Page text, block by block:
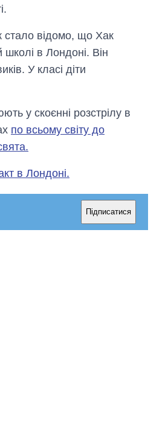
стало відомо, що Хак
школі в Лондоні. Він
У класі діти
у скоєнні розстрілу в
по всьому світу до
в Лондоні.
Підписатися